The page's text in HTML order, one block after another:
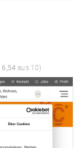
6,54aus 10)